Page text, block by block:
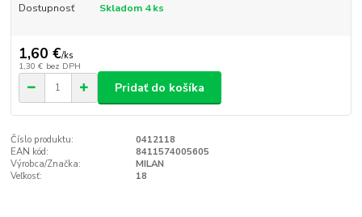
Dostupnosť Skladom 4 ks
1,60 €/ks
1,30 € bez DPH
Pridať do košíka
Číslo produktu:
0412118
EAN kód:
8411574005605
Výrobca/Značka:
MILAN
Veľkosť:
18